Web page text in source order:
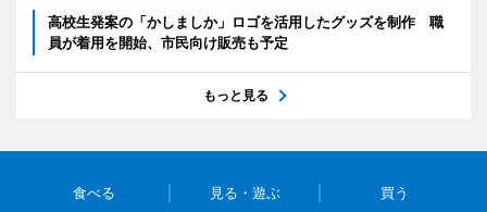
高校生発案の「かしましか」ロゴを活用したグッズを制作 職
員が着用を開始、市民向け販売も予定
もっと見る
食べる 見る・遊ぶ 買う